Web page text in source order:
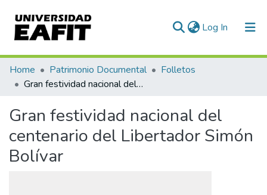
Log In (current)
Communities & Collections
All of DSpace
Statistics
Home Patrimonio Documental
Folletos
Gran festividad nacional del centenario del Libertador Simón Bolívar
Gran festividad nacional del
centenario del Libertador Simón
Bolívar